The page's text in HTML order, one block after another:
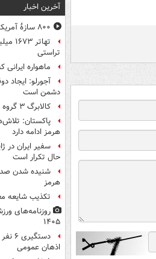
آخرین اخبار
۸۰۰ سازۀ آمریکایی خاکستر شد
تراستی
ماهواره
آجورلو:
دشمن است
کالابرگ ۳ گروه شارژ شد
پاکستان:
هرمز ادامه دارد
سفیر ایران در
حال تکرار است
شنیده شدن
هرمز
تکذیب شایعه
۱۴۰۵
اذهان عمومی